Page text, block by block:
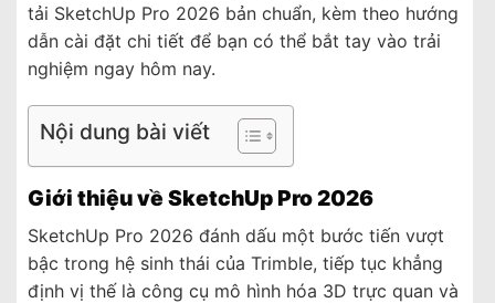
tải SketchUp Pro 2026 bản chuẩn, kèm theo hướng
dẫn cài đặt chi tiết để bạn có thể bắt tay vào trải
nghiệm ngay hôm nay.
Nội dung bài viết
Giới thiệu về SketchUp Pro 2026
SketchUp Pro 2026 đánh dấu một bước tiến vượt
bậc trong hệ sinh thái của Trimble, tiếp tục khẳng
định vị thế là công cụ mô hình hóa 3D trực quan và